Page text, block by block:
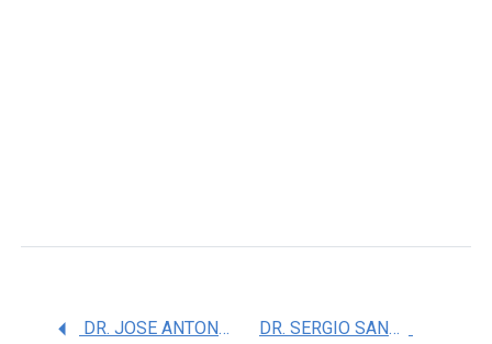
DR. JOSE ANTONIO ALVARADO MORENO DR. SERGIO SANCHEZ GARCIA